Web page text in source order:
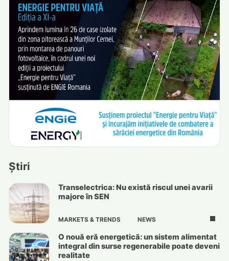
Știri
Transelectrica: Nu există riscul unei avarii
majore în SEN
MARKETS & TRENDS NEWS
O nouă eră energetică: un sistem alimentat
integral din surse regenerabile poate deveni
realitate